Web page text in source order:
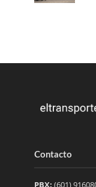
Contacto
PBX: (601)